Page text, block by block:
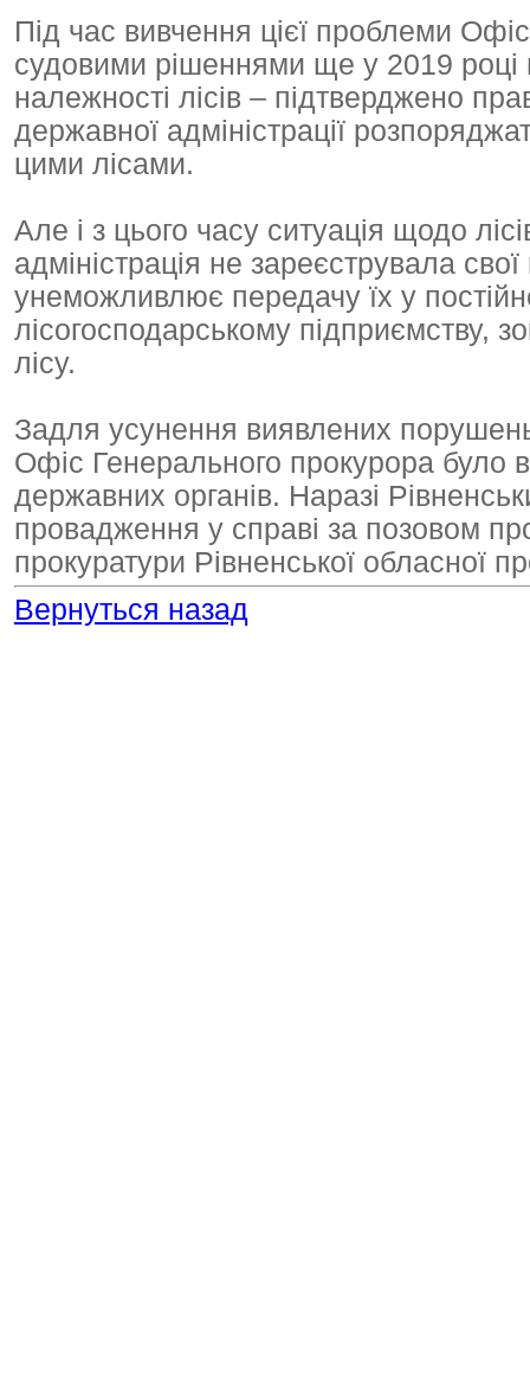
Під час вивчення цієї проблеми
судовими рішеннями ще у 2019 році
належності лісів – підтверджено
державної адміністрації
цими лісами.
Але і з цього часу ситуація щодо
адміністрація не зареєструвала
унеможливлює передачу їх у
лісогосподарському підприємству,
лісу.
Задля усунення виявлених
Офіс Генерального прокурора було
державних органів. Наразі
провадження у справі за позовом
прокуратури Рівненської обласної
Вернуться назад